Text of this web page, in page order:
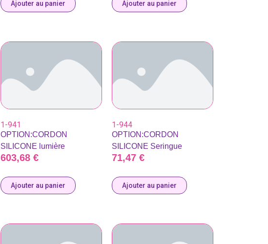
Ajouter au panier Ajouter au panier
1-941
OPTION:CORDON
SILICONE lumière
603,68 €
Ajouter au panier
1-944
OPTION:CORDON
SILICONE Seringue
71,47 €
Ajouter au panier